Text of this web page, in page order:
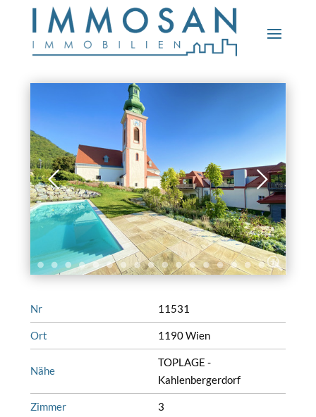
Nr 11531
Ort 1190 Wien
Nähe
TOPLAGE -
Kahlenbergerdorf
Zimmer 3